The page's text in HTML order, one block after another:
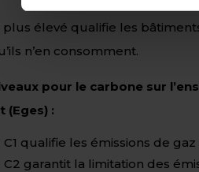
plus élevé qualifie les
n’en consomment.
pour le carbone sur
(Eges) :
C1 qualifie les émissions de
C2 garantit la limitation des